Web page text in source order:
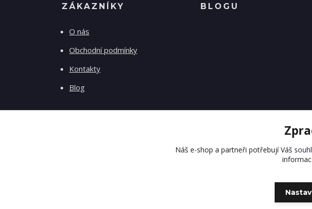
ZÁKAZNÍKY
O nás
Obchodní podmínky
Kontakty
Blog
BLOGU
Náš e-shop a partneři potřebují Váš